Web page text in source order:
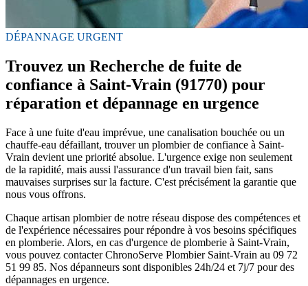
DÉPANNAGE URGENT
Trouvez un Recherche de fuite de
confiance à Saint-Vrain (91770) pour
réparation et dépannage en urgence
Face à une fuite d'eau imprévue, une canalisation bouchée ou un
chauffe-eau défaillant, trouver un plombier de confiance à Saint-
Vrain devient une priorité absolue. L'urgence exige non seulement
de la rapidité, mais aussi l'assurance d'un travail bien fait, sans
mauvaises surprises sur la facture. C'est précisément la garantie que
nous vous offrons.
Chaque artisan plombier de notre réseau dispose des compétences et
de l'expérience nécessaires pour répondre à vos besoins spécifiques
en plomberie. Alors, en cas d'urgence de plomberie à Saint-Vrain,
vous pouvez contacter ChronoServe Plombier Saint-Vrain au 09 72
51 99 85. Nos dépanneurs sont disponibles 24h/24 et 7j/7 pour des
dépannages en urgence.